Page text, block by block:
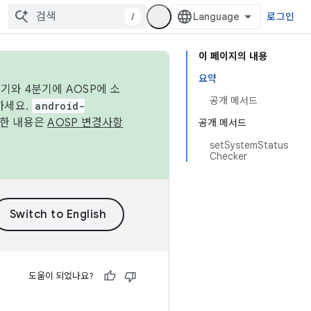
/ 로그인
이 페이지의 내용
요약
공개 메서드
공개 메서드
setSystemStatus
Checker
와 4분기에 AOSP에 소
세요. android-
내용은AOSP 변경사항
도움이 되었나요?